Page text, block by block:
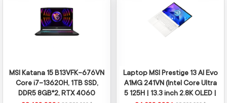
MSI Katana 15 B13VFK-676VN
Core i7-13620H, 1TB SSD,
DDR5 8GB*2, RTX 4060
Laptop MSI Prestige 13 AI Evo
A1MG 241VN (Intel Core Ultra
5 125H | 13.3 inch 2.8K OLED |